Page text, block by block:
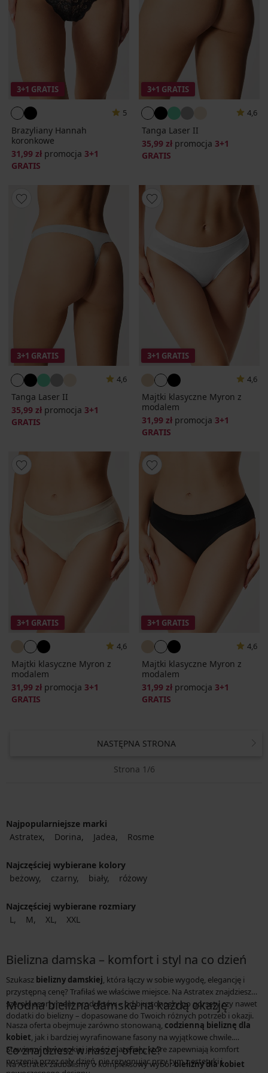
3+1 GRATIS
5
Brazyliany Hannah
koronkowe
31,99 zł promocja 3+1
GRATIS
3+1 GRATIS
4,6
Tanga Laser II
35,99 zł promocja 3+1
GRATIS
3+1 GRATIS
4,6
Tanga Laser II
35,99 zł promocja 3+1
GRATIS
3+1 GRATIS
4,6
Majtki klasyczne Myron z
modalem
31,99 zł promocja 3+1
GRATIS
3+1 GRATIS
4,6
Majtki klasyczne Myron z
modalem
31,99 zł promocja 3+1
GRATIS
3+1 GRATIS
4,6
Majtki klasyczne Myron z
modalem
31,99 zł promocja 3+1
GRATIS
NASTĘPNA STRONA
Strona 1/6
Najpopularniejsze marki
Astratex
Dorina Jadea Rosme
Najczęściej wybierane kolory
beżowy
czarny biały różowy
Najczęściej wybierane rozmiary
L
M XL XXL
Bielizna damska – komfort i styl na co dzień
Szukasz bielizny damskiej, która łączy w sobie wygodę, elegancję i
przystępną cenę? Trafiłaś we właściwe miejsce. Na Astratex znajdziesz
szeroki asortyment produktów – od biustonoszy po gorsety czy nawet
dodatki do bielizny – dopasowane do Twoich różnych potrzeb i okazji.
Modna bielizna damska na każdą okazję
Nasza oferta obejmuje zarówno stonowaną, codzienną bieliznę dla
kobiet, jak i bardziej wyrafinowane fasony na wyjątkowe chwile.
Stawiamy na wysokiej jakości materiały, które zapewniają komfort
noszenia przez cały dzień, nie rezygnując przy tym z estetyki i
Co znajdziesz w naszej ofercie?
Na Astratex zadbaliśmy o kompleksowy wybórbielizny dla kobiet